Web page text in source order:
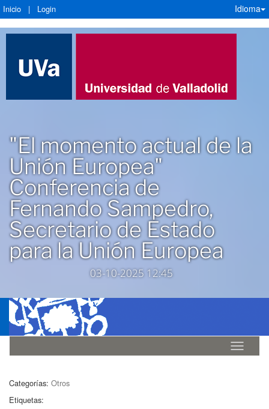
Inicio | Login Idioma
"El momento actual de la
Unión Europea"
Conferencia de
Fernando Sampedro,
Secretario de Estado
para la Unión Europea
03-10-2025 12:45
Idioma
Categorías: Otros
Etiquetas: